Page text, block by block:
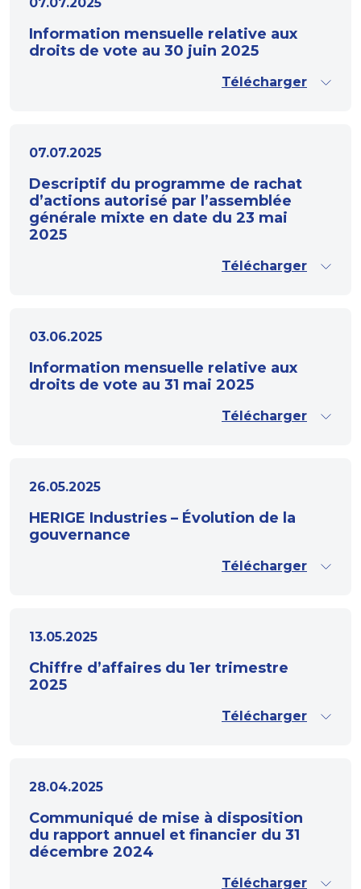
Information mensuelle relative aux
droits de vote au 30 juin 2025
Télécharger
07.07.2025
Descriptif du programme de rachat
d’actions autorisé par l’assemblée
générale mixte en date du 23 mai
2025
Télécharger
03.06.2025
Information mensuelle relative aux
droits de vote au 31 mai 2025
Télécharger
26.05.2025
HERIGE Industries – Évolution de la
gouvernance
Télécharger
13.05.2025
Chiffre d’affaires du 1er trimestre
2025
Télécharger
28.04.2025
Communiqué de mise à disposition
du rapport annuel et financier du 31
décembre 2024
Télécharger